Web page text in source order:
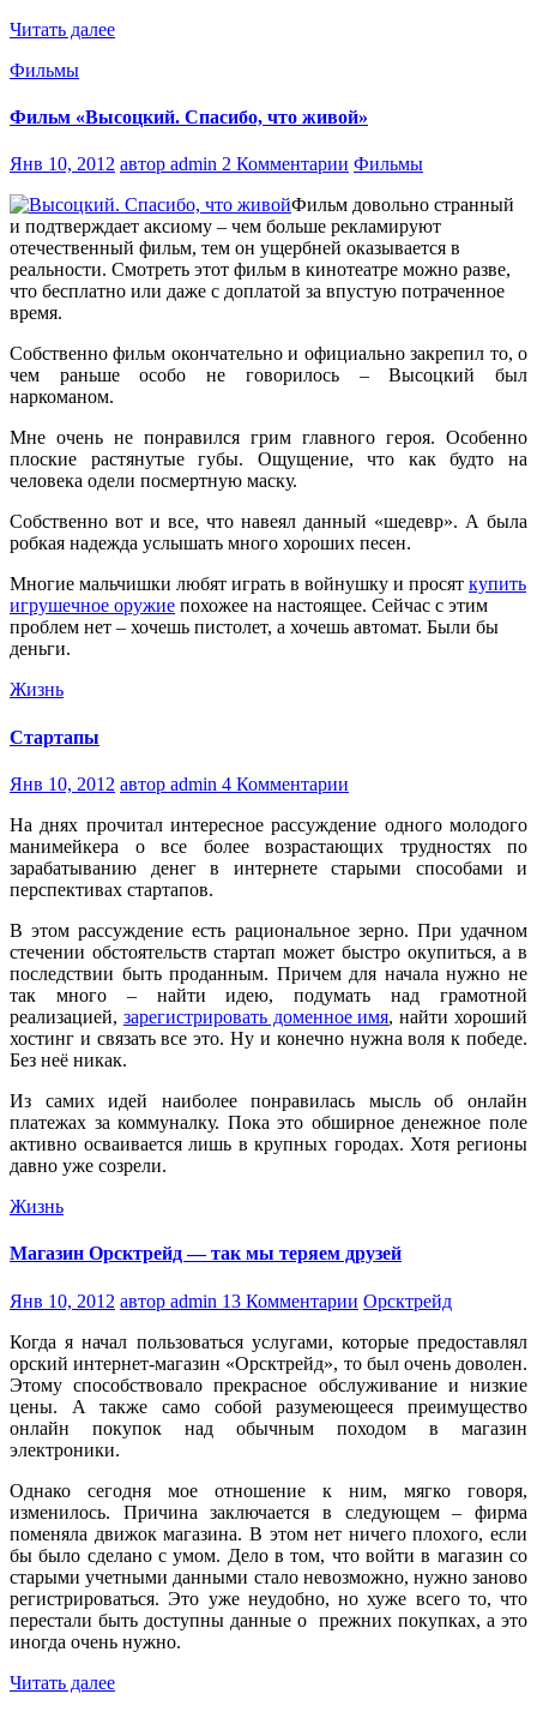
Читать далее
Фильмы
Фильм «Высоцкий. Спасибо, что живой»
Янв 10, 2012 автор admin 2 Комментарии Фильмы
Фильм довольно странный
и подтверждает аксиому – чем больше рекламируют
отечественный фильм, тем он ущербней оказывается в
реальности. Смотреть этот фильм в кинотеатре можно разве,
что бесплатно или даже с доплатой за впустую потраченное
время.
Собственно фильм окончательно и официально закрепил то, о
чем раньше особо не говорилось – Высоцкий был
наркоманом.
Мне очень не понравился грим главного героя. Особенно
плоские растянутые губы. Ощущение, что как будто на
человека одели посмертную маску.
Собственно вот и все, что навеял данный «шедевр». А была
робкая надежда услышать много хороших песен.
Многие мальчишки любят играть в войнушку и просят купить
игрушечное оружие похожее на настоящее. Сейчас с этим
проблем нет – хочешь пистолет, а хочешь автомат. Были бы
деньги.
Жизнь
Стартапы
Янв 10, 2012 автор admin 4 Комментарии
На днях прочитал интересное рассуждение одного молодого
манимейкера о все более возрастающих трудностях по
зарабатыванию денег в интернете старыми способами и
перспективах стартапов.
В этом рассуждение есть рациональное зерно. При удачном
стечении обстоятельств стартап может быстро окупиться, а в
последствии быть проданным. Причем для начала нужно не
так много – найти идею, подумать над грамотной
реализацией, зарегистрировать доменное имя, найти хороший
хостинг и связать все это. Ну и конечно нужна воля к победе.
Без неё никак.
Из самих идей наиболее понравилась мысль об онлайн
платежах за коммуналку. Пока это обширное денежное поле
активно осваивается лишь в крупных городах. Хотя регионы
давно уже созрели.
Жизнь
Магазин Орсктрейд — так мы теряем друзей
Янв 10, 2012 автор admin 13 Комментарии Орсктрейд
Когда я начал пользоваться услугами, которые предоставлял
орский интернет-магазин «Орсктрейд», то был очень доволен.
Этому способствовало прекрасное обслуживание и низкие
цены. А также само собой разумеющееся преимущество
онлайн покупок над обычным походом в магазин
электроники.
Однако сегодня мое отношение к ним, мягко говоря,
изменилось. Причина заключается в следующем – фирма
поменяла движок магазина. В этом нет ничего плохого, если
бы было сделано с умом. Дело в том, что войти в магазин со
старыми учетными данными стало невозможно, нужно заново
регистрироваться. Это уже неудобно, но хуже всего то, что
перестали быть доступны данные о прежних покупках, а это
иногда очень нужно.
Читать далее